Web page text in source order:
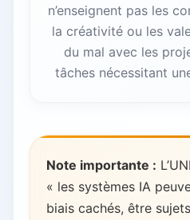
n’enseignent pas les
la créativité ou les
du mal avec les
tâches nécessitant
Note importante :
« les systèmes IA
biais cachés, être